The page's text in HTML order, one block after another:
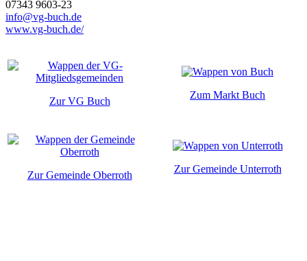
07343 9603-23
info@vg-buch.de
www.vg-buch.de/
Zur VG Buch
Zum Markt Buch
Zur Gemeinde Oberroth
Zur Gemeinde Unterroth